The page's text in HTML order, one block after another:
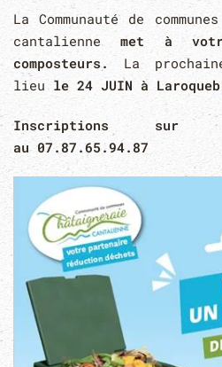
La Communauté de
cantaliennemet à
composteurs.
La
lieu le 24 JUIN à
Inscriptions
au 07.87.65.94.87